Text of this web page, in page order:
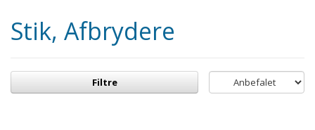
Stik, Afbrydere
Filtre